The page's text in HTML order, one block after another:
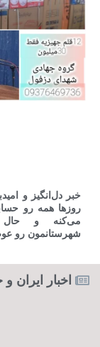
خبر دل‌انگیز و
روزها همه رو
می‌کنه و
شهرستانمون رو
اخبار ایران